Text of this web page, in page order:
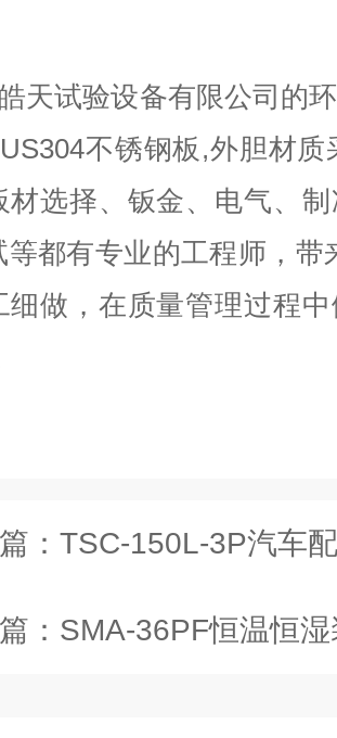
天试验设备有限公司的
不锈钢板,外胆材质
材选择、钣金、电气、
等都有专业的工程师，带
细做，在质量管理过程
： TSC-150L-3P汽车配件检
： SMA-36PF恒温恒湿装置